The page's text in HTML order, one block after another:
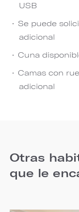
USB
Se puede
adicional
Cuna
Camas con
adicional
Otras
que le